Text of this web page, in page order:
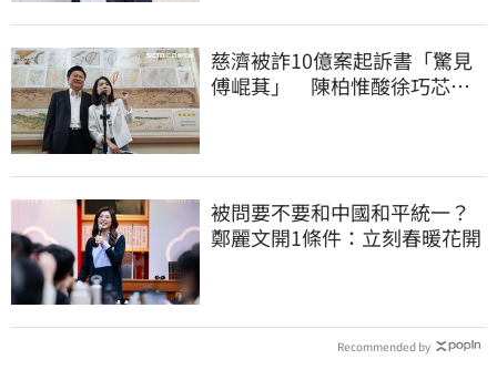
慈濟被詐10億案起訴書「驚見
傅崐萁」 陳柏惟酸徐巧芯：
被問要不要和中國和平統一？
鄭麗文開1條件：立刻春暖花開
Recommended by